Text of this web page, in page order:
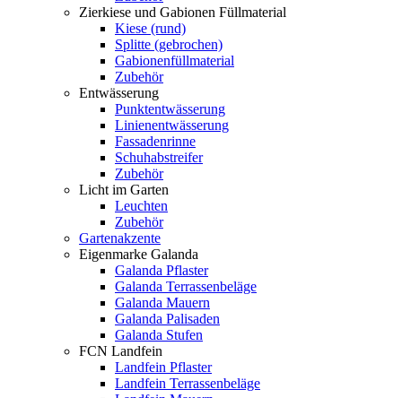
Zierkiese und Gabionen Füllmaterial
Kiese (rund)
Splitte (gebrochen)
Gabionenfüllmaterial
Zubehör
Entwässerung
Punktentwässerung
Linienentwässerung
Fassadenrinne
Schuhabstreifer
Zubehör
Licht im Garten
Leuchten
Zubehör
Gartenakzente
Eigenmarke Galanda
Galanda Pflaster
Galanda Terrassenbeläge
Galanda Mauern
Galanda Palisaden
Galanda Stufen
FCN Landfein
Landfein Pflaster
Landfein Terrassenbeläge